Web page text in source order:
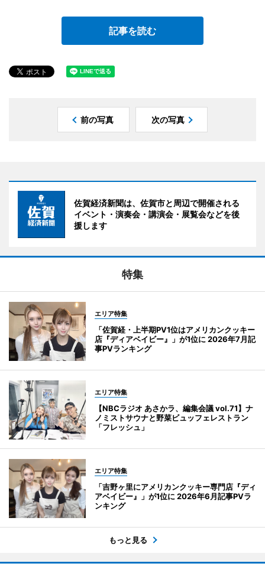
記事を読む
前の写真 次の写真
佐賀経済新聞は、佐賀市と周辺で開催される
イベント・演奏会・講演会・展覧会などを後
援します
特集
エリア特集
「佐賀経・上半期PV1位はアメリカンクッキー
店『ディアベイビー』」が1位に 2026年7月記
事PVランキング
エリア特集
【NBCラジオ あさかラ、編集会議 vol.71】ナ
ノミストサウナと野菜ビュッフェレストラン
「フレッシュ」
エリア特集
「吉野ヶ里にアメリカンクッキー専門店『ディ
アベイビー』」が1位に 2026年6月記事PVラ
ンキング
もっと見る